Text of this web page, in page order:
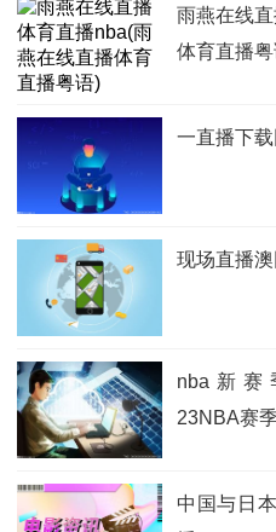
雨燕在线
体育直播
一直播下
现场直播
nba新赛
23NBA赛
中国与日